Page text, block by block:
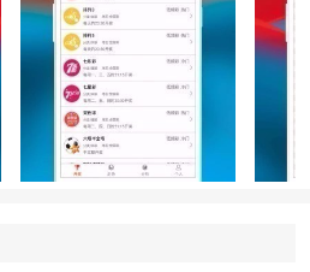
兼容性优化，无论是主流品牌
境，都能保持较高的运行稳定
面切换流畅，在日常高频浏览
体验。
、排列五等多种内容集中整